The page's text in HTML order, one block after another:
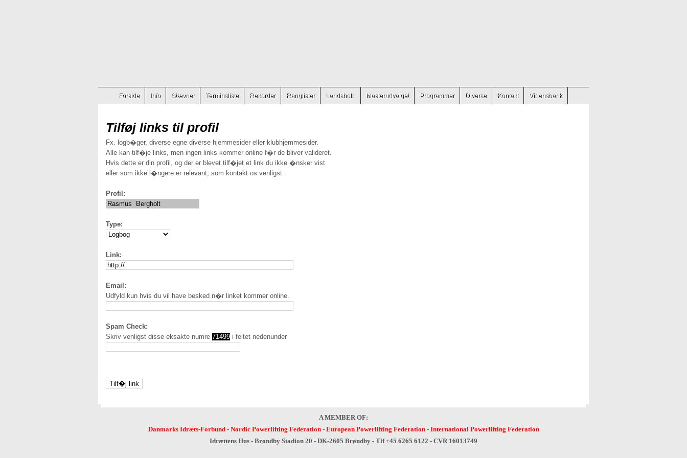
Forside Info Stævner Terminsliste Rekorder Ranglister Landshold Masterudvalget Programmer Diverse Kontakt Vidensbank
Tilføj links til profil
Fx. logb�ger, diverse egne diverse hjemmesider eller klubhjemmesider.
Alle kan tilf�je links, men ingen links kommer online f�r de bliver valideret.
Hvis dette er din profil, og der er blevet tilf�jet et link du ikke �nsker vist
eller som ikke l�ngere er relevant, som kontakt os venligst.
Profil:
Type:
Link:
Email:
Udfyld kun hvis du vil have besked n�r linket kommer online.
Spam Check:
Skriv venligst disse eksakte numre 71499 i feltet nedenunder
A MEMBER OF:
Danmarks Idræts-Forbund- Nordic Powerlifting Federation- European Powerlifting Federation- International Powerlifting Federation
Idrættens Hus - Brøndby Stadion 20 - DK-2605 Brøndby - Tlf +45 6265 6122 - CVR 16013749